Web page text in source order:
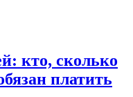
кто, сколько
платить